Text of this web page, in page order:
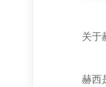
关于赫
赫西是